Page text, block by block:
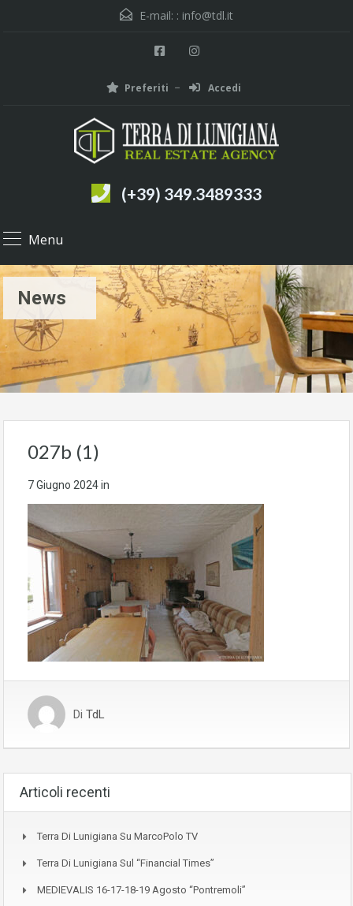
E-mail: : info@tdl.it
Preferiti Accedi
(+39) 349.3489333
Menu
News
027b (1)
7 Giugno 2024in
Di TdL
Articoli recenti
Terra Di Lunigiana Su MarcoPolo TV
Terra Di Lunigiana Sul “Financial Times”
MEDIEVALIS 16-17-18-19 Agosto “Pontremoli”